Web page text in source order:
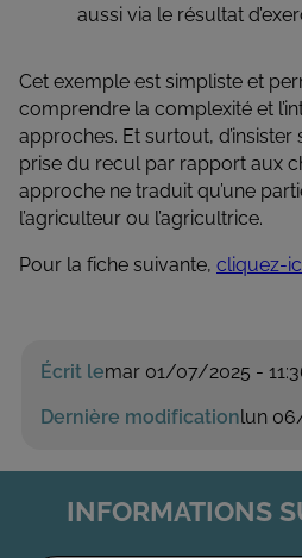
aussi via le résultat
Cet exemple est simpliste et
comprendre la complexité et
approches. Et surtout, d’insister
prise du recul par rapport aux
approche ne traduit qu’une
l’agriculteur ou l’agricultrice.
Pour la fiche suivante, cliquez-
Écrit lemar 01/07/2025 -
Dernière modificationlun
INFORMATIONS